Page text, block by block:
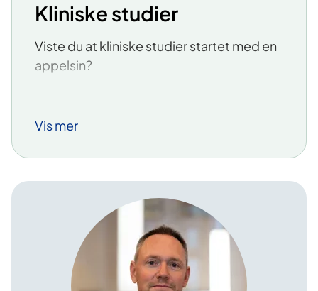
Kliniske studier
Viste du at kliniske studier startet med en
appelsin?
Vis mer